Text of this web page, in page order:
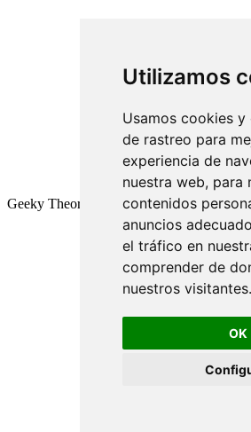
Utilizamos
Usamos cookies
de rastreo para
experiencia de
nuestra web, para
contenidos
anuncios
el tráfico en
comprender de
nuestros visitantes.
OK
Geeky Theory © 2026